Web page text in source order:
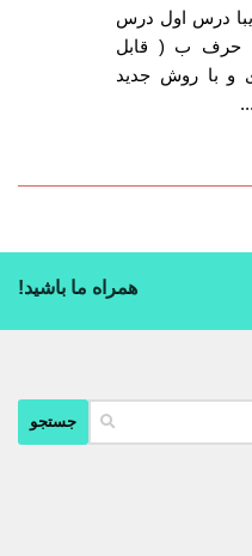
درس اول درس
حرف ب ( قابل
و با روش جدید
همراه ما باشید!